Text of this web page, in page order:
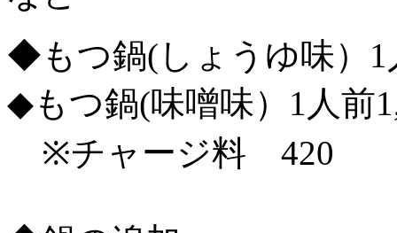
◆もつ鍋(しょうゆ味）1
◆もつ鍋(味噌味）1人前
※チャージ料 420